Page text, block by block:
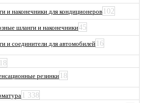
и наконечники для кондиционеров 102
шланги и наконечники45
и соединители для автомобилей 16
18
резинки 18
1 338